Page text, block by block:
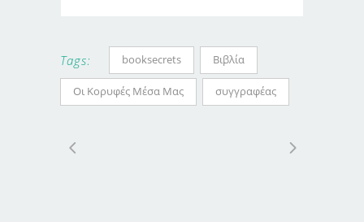
Tags: booksecrets Βιβλία
Οι Κορυφές Μέσα Μας συγγραφέας